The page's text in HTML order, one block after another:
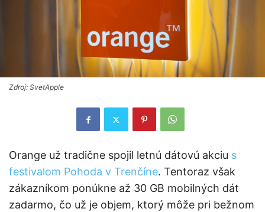
Zdroj: SvetApple
Orange už tradične spojil letnú dátovú akciu s
festivalom Pohoda v Trenčíne. Tentoraz však
zákazníkom ponúkne až 30 GB mobilných dát
zadarmo, čo už je objem, ktorý môže pri bežnom